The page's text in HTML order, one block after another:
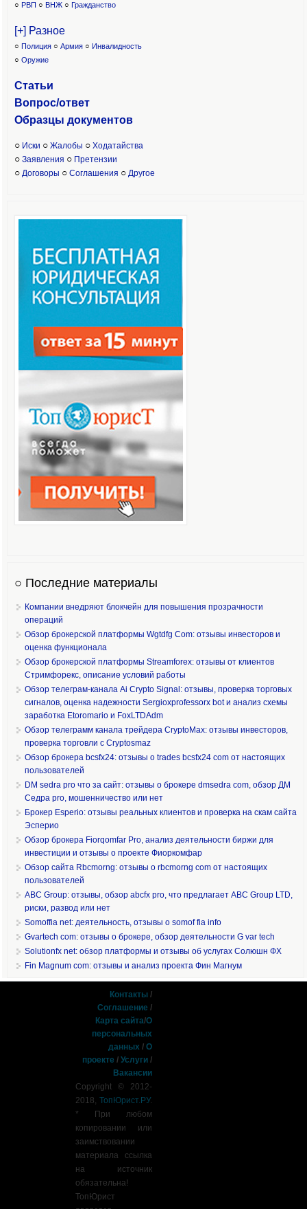
○ РВП ○ ВНЖ ○ Гражданство
[+] Разное
○ Полиция ○ Армия ○ Инвалидность
○ Оружие
Статьи
Вопрос/ответ
Образцы документов
○ Иски ○ Жалобы ○ Ходатайства
○ Заявления ○ Претензии
○ Договоры ○ Соглашения ○ Другое
○ Последние материалы
Компании внедряют блокчейн для повышения прозрачности
операций
Обзор брокерской платформы Wgtdfg Com: отзывы инвесторов и
оценка функционала
Обзор брокерской платформы Streamforex: отзывы от клиентов
Стримфорекс, описание условий работы
Обзор телеграм-канала Ai Crypto Signal: отзывы, проверка торговых
сигналов, оценка надежности Sergioxprofessorx bot и анализ схемы
заработка Etoromario и FoxLTDAdm
Обзор телеграмм канала трейдера CryptoMax: отзывы инвесторов,
проверка торговли с Cryptosmaz
Обзор брокера bcsfx24: отзывы о trades bcsfx24 com от настоящих
пользователей
DM sedra pro что за сайт: отзывы о брокере dmsedra com, обзор ДМ
Седра pro, мошенничество или нет
Брокер Esperio: отзывы реальных клиентов и проверка на скам сайта
Эсперио
Обзор брокера Fiorqomfar Pro, анализ деятельности биржи для
инвестиции и отзывы о проекте Фиоркомфар
Обзор сайта Rbcmorng: отзывы о rbcmorng com от настоящих
пользователей
ABC Group: отзывы, обзор abcfx pro, что предлагает ABC Group LTD,
риски, развод или нет
Somoffia net: деятельность, отзывы о somof fia info
Gvartech com: отзывы о брокере, обзор деятельности G var tech
Solutionfx net: обзор платформы и отзывы об услугах Солюшн ФХ
Fin Magnum com: отзывы и анализ проекта Фин Магнум
Контакты /
Соглашение /
Карта сайта/О
персональных
данных /О
проекте /Услуги /
Вакансии
Copyright © 2012-
2018,ТопЮрист.РУ.
* При любом
копировании или
заимствовании
материала ссылка
на источник
обязательна!
ТопЮрист